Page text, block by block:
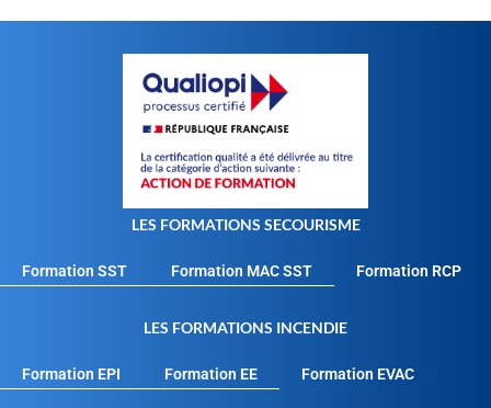
LES FORMATIONS SECOURISME
Formation SST Formation MAC SST Formation RCP
LES FORMATIONS INCENDIE
Formation EPI Formation EE Formation EVAC